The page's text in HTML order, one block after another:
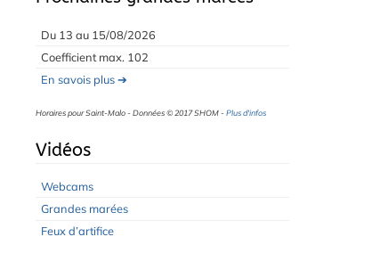
Du 13 au 15/08/2026
Coefficient max. 102
En savois plus ➔
Horaires pour Saint-Malo - Données © 2017 SHOM -Plus d'infos
Vidéos
Webcams
Grandes marées
Feux d’artifice